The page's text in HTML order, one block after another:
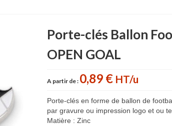
Porte-clés Ballon
OPEN GOAL
A partir de : 0,89 € HT/u
Porte-clés en forme de ballon de
par gravure ou impression logo et ou
Matière : Zinc